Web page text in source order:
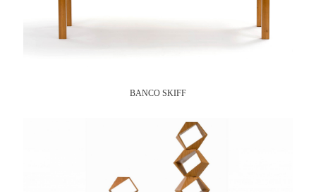
BANCO SKIFF